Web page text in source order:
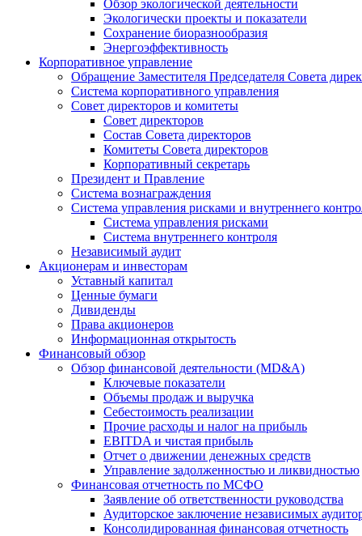
Обзор экологической деятельности
Экологически проекты и показатели
Сохранение биоразнообразия
Энергоэффективность
Корпоративное управление
Обращение Заместителя Председателя Совета
Система корпоративного управления
Совет директоров и комитеты
Совет директоров
Состав Совета директоров
Комитеты Совета директоров
Корпоративный секретарь
Президент и Правление
Система вознаграждения
Система управления рисками и внутреннего
Система управления рисками
Система внутреннего контроля
Независимый аудит
Акционерам и инвесторам
Уставный капитал
Ценные бумаги
Дивиденды
Права акционеров
Информационная открытость
Финансовый обзор
Обзор финансовой деятельности (MD&A)
Ключевые показатели
Объемы продаж и выручка
Себестоимость реализации
Прочие расходы и налог на прибыль
EBITDA и чистая прибыль
Отчет о движении денежных средств
Управление задолженностью и ликвидностью
Финансовая отчетность по МСФО
Заявление об ответственности руководства
Аудиторское заключение независимых
Консолидированная финансовая отчетность